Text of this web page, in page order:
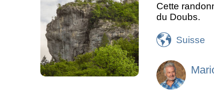
Cette
du Doubs.
Suisse